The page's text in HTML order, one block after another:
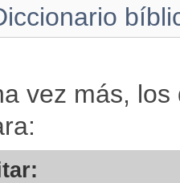
vez más,